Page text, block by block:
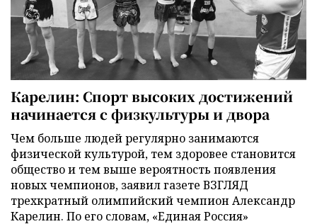
Карелин: Спорт высоких достижений
начинается с физкультуры и двора
Чем больше людей регулярно занимаются
физической культурой, тем здоровее становится
общество и тем выше вероятность появления
новых чемпионов, заявил газете ВЗГЛЯД
трехкратный олимпийский чемпион Александр
Карелин. По его словам, «Единая Россия»